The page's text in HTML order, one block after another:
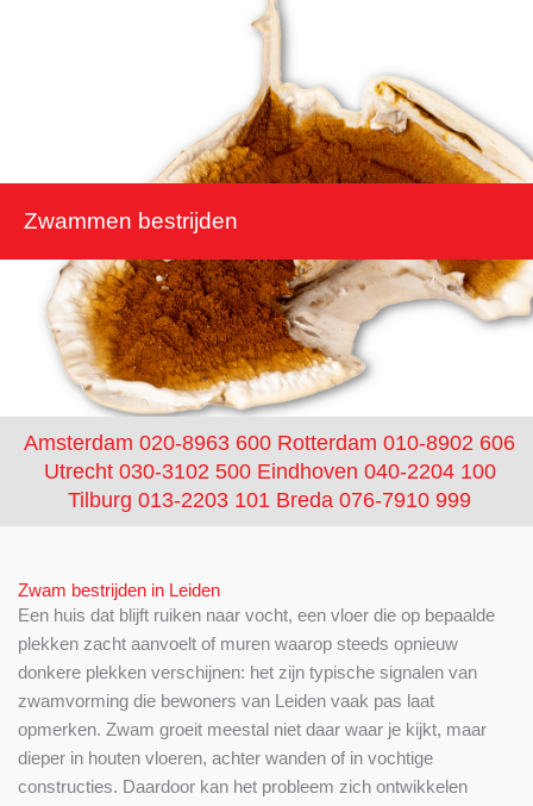
Zwammen bestrijden
Amsterdam 020-8963 600 Rotterdam 010-8902 606
Utrecht 030-3102 500 Eindhoven 040-2204 100
Tilburg 013-2203 101 Breda 076-7910 999
Zwam bestrijden in Leiden
Een huis dat blijft ruiken naar vocht, een vloer die op bepaalde
plekken zacht aanvoelt of muren waarop steeds opnieuw
donkere plekken verschijnen: het zijn typische signalen van
zwamvorming die bewoners van Leiden vaak pas laat
opmerken. Zwam groeit meestal niet daar waar je kijkt, maar
dieper in houten vloeren, achter wanden of in vochtige
constructies. Daardoor kan het probleem zich ontwikkelen